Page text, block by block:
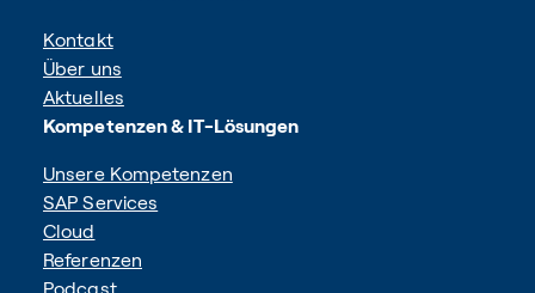
Kontakt
Über uns
Aktuelles
Kompetenzen & IT-Lösungen
Unsere Kompetenzen
SAP Services
Cloud
Referenzen
Podcast